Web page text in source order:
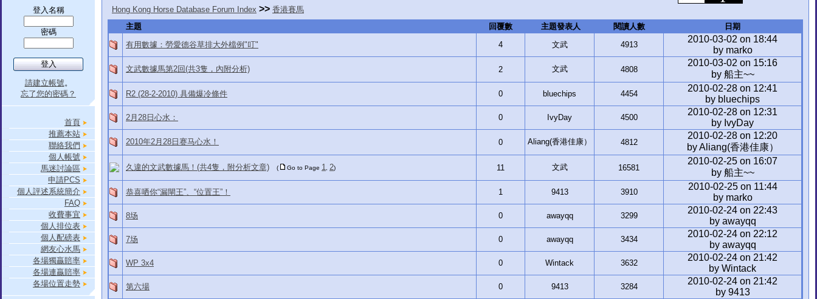
登入名稱
密碼
請建立帳號。
忘了您的密碼？
首頁
推薦本站
聯絡我們
個人帳號
馬迷討論區
申請PCS
個人評述系統簡介
FAQ
收費事宜
個人排位表
個人配磅表
網友心水馬
各場獨贏賠率
各場連贏賠率
各場位置走勢
Hong Kong Horse Database Forum Index >> 香港賽馬
主題
回覆數 主題發表人 閱讀人數
日期
有用數據：勞愛德谷草排大外檔例"叮"
4 文武 4913
2010-03-02 on 18:44
by marko
文武數據馬第2回(共3隻，內附分析) 2 文武 4808
2010-03-02 on 15:16
by 船主~~
R2 (28-2-2010) 具備爆冷條件 0 bluechips 4454
2010-02-28 on 12:41
by bluechips
2月28日心水： 0 IvyDay 4500
2010-02-28 on 12:31
by IvyDay
2010年2月28日赛马心水！ 0 Aliang(香港佳康） 4812
2010-02-28 on 12:20
by Aliang(香港佳康）
久違的文武數據馬！(共4隻，附分析文章) ( Go to Page 1 2) 11 文武 16581
2010-02-25 on 16:07
by 船主~~
恭喜哂你“漏閘王”、“位置王”！ 1 9413 3910
2010-02-25 on 11:44
by marko
8场 0 awayqq 3299
2010-02-24 on 22:43
by awayqq
7场 0 awayqq 3434
2010-02-24 on 22:12
by awayqq
WP 3x4 0 Wintack 3632
2010-02-24 on 21:42
by Wintack
第六場 0 9413 3284
2010-02-24 on 21:42
by 9413